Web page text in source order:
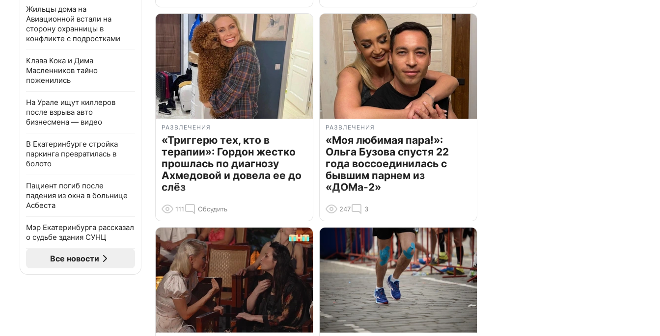
Жильцы дома на
Авиационной встали на
сторону охранницы в
конфликте с подростками
Клава Кока и Дима
Масленников тайно
поженились
На Урале ищут киллеров
после взрыва авто
бизнесмена — видео
В Екатеринбурге стройка
паркинга превратилась в
болото
Пациент погиб после
падения из окна в больнице
Асбеста
Мэр Екатеринбурга рассказал
о судьбе здания СУНЦ
Все новости
РАЗВЛЕЧЕНИЯ
«Триггерю тех, кто в
терапии»: Гордон жестко
прошлась по диагнозу
Ахмедовой и довела ее до
слёз
111 Обсудить
РАЗВЛЕЧЕНИЯ
«Моя любимая пара!»:
Ольга Бузова спустя 22
года воссоединилась с
бывшим парнем из
«ДОМа-2»
247 3